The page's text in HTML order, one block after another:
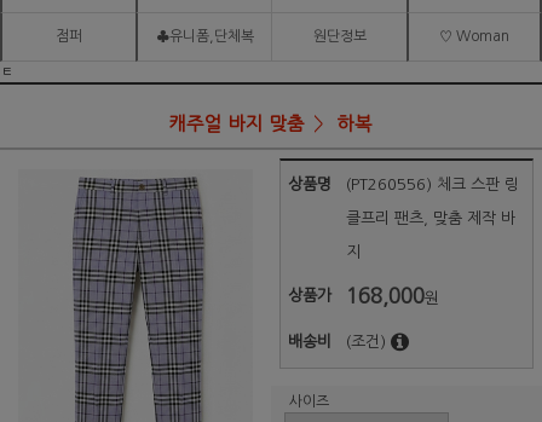
점퍼 ♣유니폼,단체복 원단정보 ♡ Woman
ㅌ
캐주얼 바지 맞춤 하복
상품명 (PT260556) 체크 스판 링
클프리 팬츠, 맞춤 제작 바
지
상품가 168,000원
배송비 (조건)
사이즈